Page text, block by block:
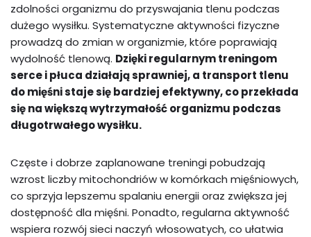
zdolności organizmu do przyswajania tlenu podczas
dużego wysiłku. Systematyczne aktywności fizyczne
prowadzą do zmian w organizmie, które poprawiają
wydolność tlenową. Dzięki regularnym treningom
serce i płuca działają sprawniej, a transport tlenu
do mięśni staje się bardziej efektywny, co przekłada
się na większą wytrzymałość organizmu podczas
długotrwałego wysiłku.
Częste i dobrze zaplanowane treningi pobudzają
wzrost liczby mitochondriów w komórkach mięśniowych,
co sprzyja lepszemu spalaniu energii oraz zwiększa jej
dostępność dla mięśni. Ponadto, regularna aktywność
wspiera rozwój sieci naczyń włosowatych, co ułatwia